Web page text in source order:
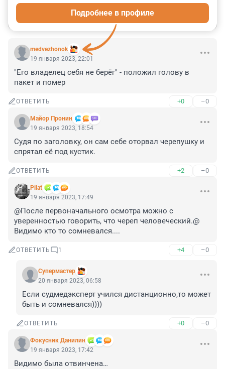
medvezhonok
Подробнее в профиле
19 января 2023, 22:01
"Его владелец себя не берёг" - положил голову в
пакет и помер
ОТВЕТИТЬ +0 –0
Майор Пронин
19 января 2023, 18:54
Судя по заголовку, он сам себе оторвал черепушку и
спрятал её под кустик.
ОТВЕТИТЬ +2 –0
Pilat
19 января 2023, 17:49
@После первоначального осмотра можно с
уверенностью говорить, что череп человеческий.@
Видимо кто то сомневался....
ОТВЕТИТЬ 1 +4 –0
Супермастер
20 января 2023, 06:58
Если судмедэксперт учился дистанционно,то может
быть и сомневался))))
ОТВЕТИТЬ +0 –0
Фокусник Данилин
19 января 2023, 17:42
Видимо была отвинчена…